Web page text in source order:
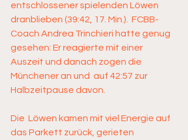
entschlossener spielenden Löwen
dranblieben (39:42, 17. Min.).  FCBB-
Coach Andrea Trinchieri hatte genug
gesehen: Er reagierte mit einer
Auszeit und danach zogen die
Münchener an und  auf 42:57 zur
Halbzeitpause davon.
Die  Löwen kamen mit viel Energie auf
das Parkett zurück, gerieten